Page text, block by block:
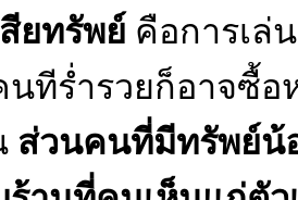
ยทรัพย์ คือการเล่
นทีร่ำรวยก็อาจซื้อ
ส่วนคนที่มีทรัพย์น้